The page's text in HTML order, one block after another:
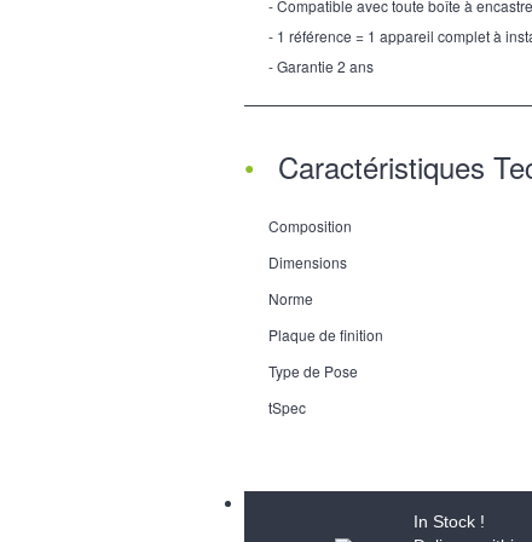
- Compatible avec toute boîte à
- 1 référence = 1 appareil complet à
- Garantie 2 ans
Caractéristiques
Composition
Dimensions
Norme
Plaque de finition
Type de Pose
tSpec
In Stock !